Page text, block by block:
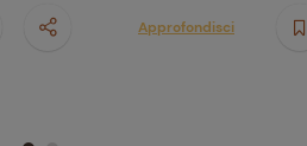
Approfondisci